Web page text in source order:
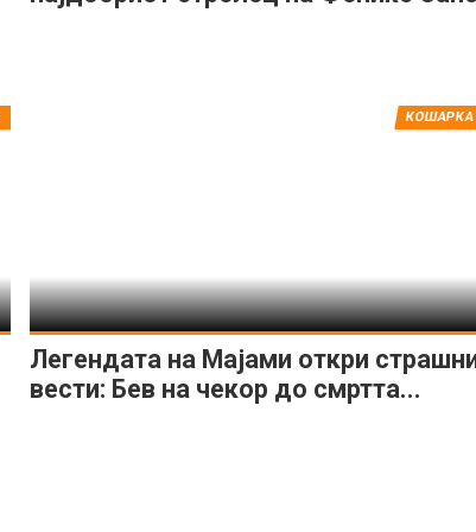
Легендата на Мајами откри
вести: Бев на чекор до смртта...
КОШАРКА